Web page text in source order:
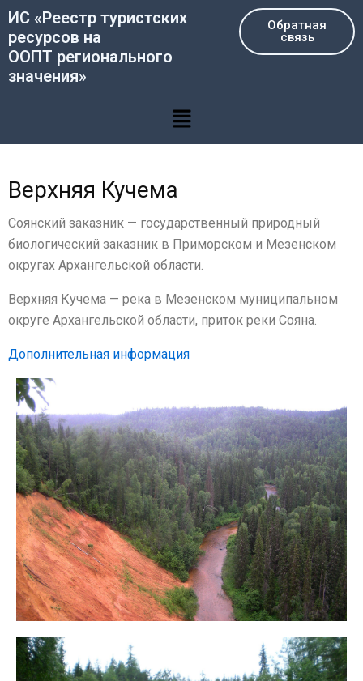
Перейти
содержимому
ИС «Реестр туристских
ресурсов на
ООПТ регионального
значения»
Обратная
связь
Меню
Верхняя Кучема
Соянский заказник — государственный природный
биологический заказник в Приморском и Мезенском
округах Архангельской области.
Верхняя Кучема — река в Мезенском муниципальном
округе Архангельской области, приток реки Сояна.
Дополнительная информация